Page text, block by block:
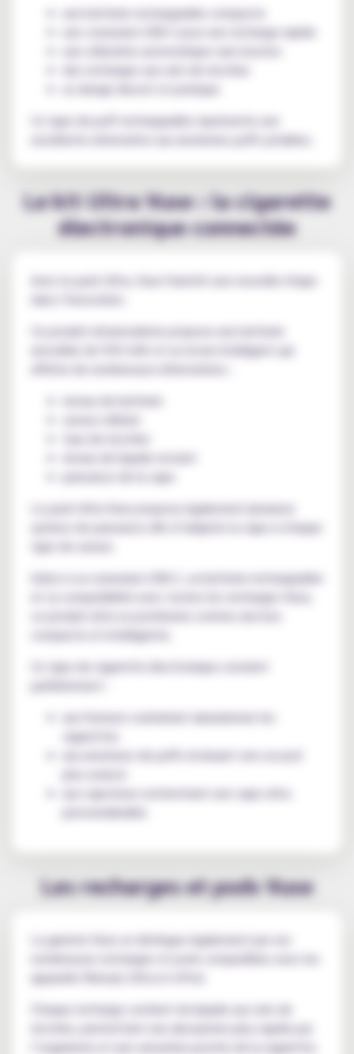
une batterie rechargeable compacte
une connexion USB-C pour une recharge rapide
une utilisation automatique sans bouton
des recharges aux sels de nicotine
un design discret et pratique
Ce type de puff rechargeable représente une
excellente alternative aux anciennes puffs jetables.
Le kit Ultra Vuse : la cigarette
électronique connectée
Avec le pack Ultra, Vuse franchit une nouvelle étape
Ce produit ultramoderne propose une batterie
amovible de 530 mAh et un écran intelligent qui
niveau de batterie
niveau de liquide restant
puissance de la vape
Le pack Ultra Vuse propose également plusieurs
options de puissance afin d’adapter la vape à chaque
Grâce à sa connexion USB-C, sa batterie rechargeable
et sa compatibilité avec toutes les recharges Vuse,
compacte et intelligente.
Ce type de cigarette électronique convient
aux fumeurs souhaitant abandonner les
cigarettes
aux amateurs de puffs évoluant vers un pod
aux vapoteurs recherchant une vape ultra
Les recharges et pods Vuse
La gamme Vuse se distingue également par ses
nombreuses recharges et pods compatibles avec les
appareils Reload, Ultra et ePod.
Chaque recharge contient du liquide aux sels de
nicotine, permettant une absorption plus rapide par
l’organisme et une sensation proche de la cigarette.